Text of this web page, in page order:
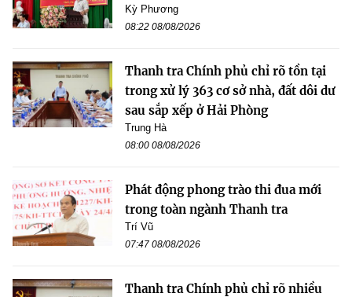
Kỳ Phương
08:22 08/08/2026
Thanh tra Chính phủ chỉ rõ tồn tại
trong xử lý 363 cơ sở nhà, đất dôi dư
sau sắp xếp ở Hải Phòng
Trung Hà
08:00 08/08/2026
Phát động phong trào thi đua mới
trong toàn ngành Thanh tra
Trí Vũ
07:47 08/08/2026
Thanh tra Chính phủ chỉ rõ nhiều